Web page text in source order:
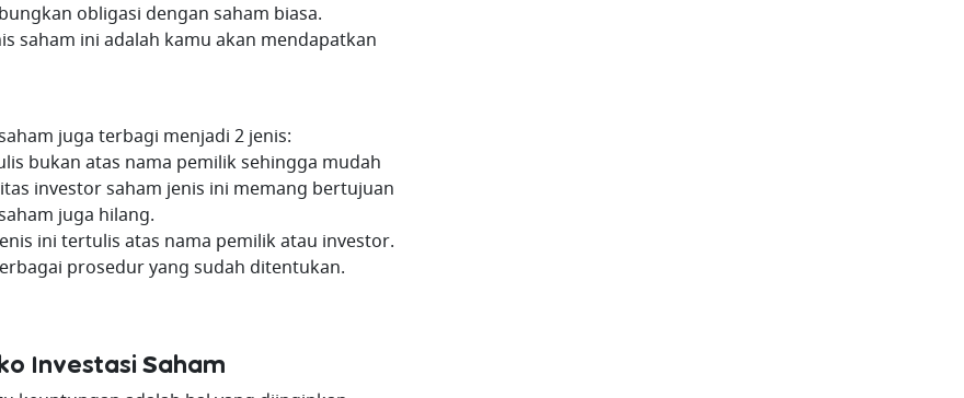
obligasi dengan saham biasa.
saham ini adalah kamu akan mendapatkan
juga terbagi menjadi 2 jenis:
bukan atas nama pemilik sehingga mudah
investor saham jenis ini memang bertujuan
juga hilang.
ini tertulis atas nama pemilik atau investor.
prosedur yang sudah ditentukan.
Investasi Saham